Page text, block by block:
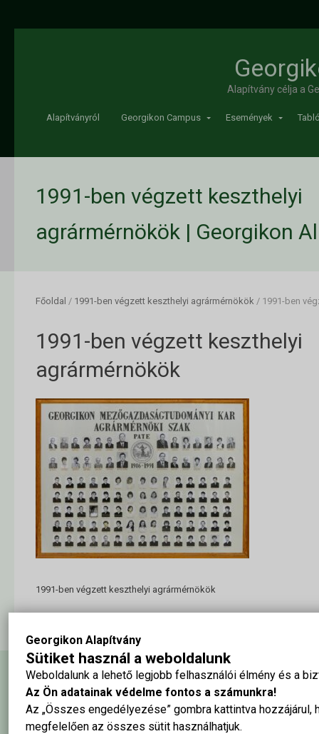
Georgikon Alapítvány
Sütiket használ a weboldalunk
Weboldalunk a lehető legjobb felhasználói élmény és a
Az Ön adatainak védelme fontos a számunkra!
Az „Összes engedélyezése” gombra kattintva hozzájárul,
megfelelően az összes sütit használhatjuk.
Alapítvány célja a
Alapítványról Georgikon Campus Események
1991-ben végzett keszthelyi
agrármérnökök | Georgikon
Főoldal / 1991-ben végzett keszthelyi agrármérnökök / 1991-ben
1991-ben végzett keszthelyi
agrármérnökök
1991-ben végzett keszthelyi agrármérnökök
Hírlevél feliratkozás